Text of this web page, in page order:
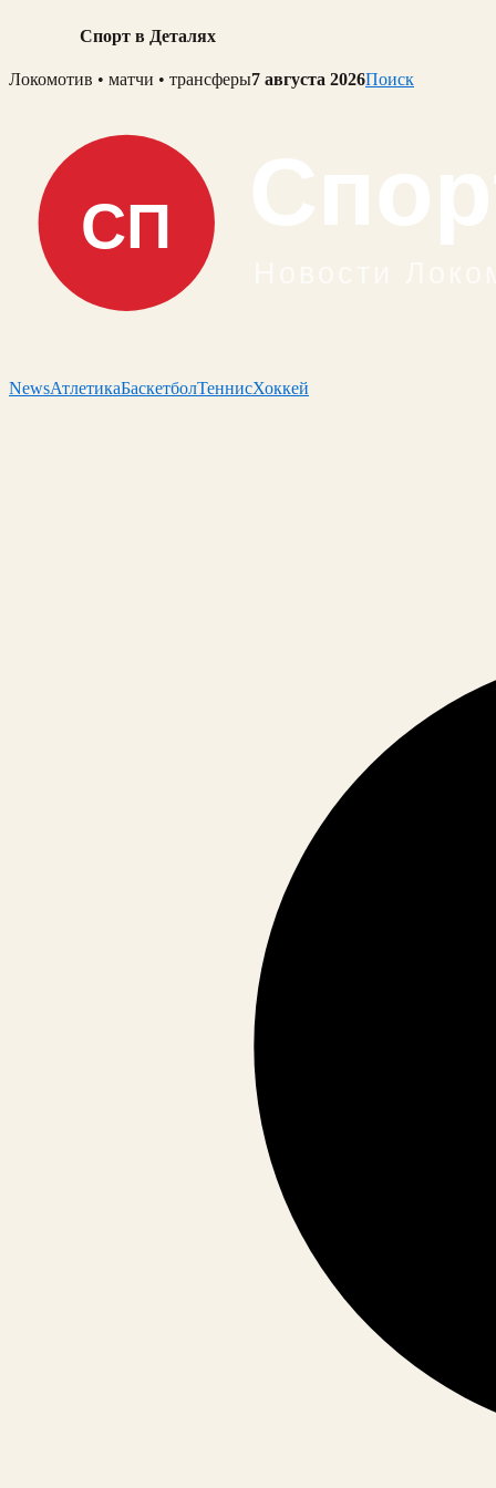
Спорт в Деталях
Skip
Локомотив • матчи • трансферы7 августа 2026Поиск
NewsАтлетикаБаскетболТеннисХоккей